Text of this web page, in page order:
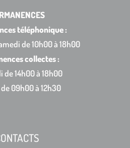
téléphonique :
de 10h00 à 18h00
collectes :
de 14h00 à 18h00
09h00 à 12h30